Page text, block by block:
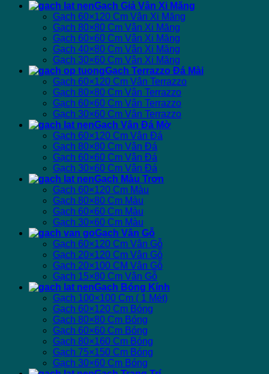
Gạch Giả Vân Xi Măng
Gạch 60×120 Cm Vân Xi Măng
Gạch 80×80 Cm Vân Xi Măng
Gạch 60×60 Cm Vân Xi Măng
Gạch 40×80 Cm Vân Xi Măng
Gạch 30×60 Cm Vân Xi Măng
Gạch Terrazzo Đá Mài
Gạch 60×120 Cm Vân Terrazzo
Gạch 80×80 Cm Vân Terrazzo
Gạch 60×60 Cm Vân Terrazzo
Gạch 30×60 Cm Vân Terrazzo
Gạch Vân Đá Mờ
Gạch 60×120 Cm Vân Đá
Gạch 80×80 Cm Vân Đá
Gạch 60×60 Cm Vân Đá
Gạch 30×60 Cm Vân Đá
Gạch Màu Trơn
Gạch 60×120 Cm Màu
Gạch 80×80 Cm Màu
Gạch 60×60 Cm Màu
Gạch 30×60 Cm Màu
Gạch Vân Gỗ
Gạch 60×120 Cm Vân Gỗ
Gạch 20×120 Cm Vân Gỗ
Gạch 20×100 CM Vân Gỗ
Gạch 15×80 Cm Vân Gỗ
Gạch Bóng Kính
Gạch 100×100 Cm ( 1 Mét)
Gạch 60×120 Cm Bóng
Gạch 80×80 Cm Bóng
Gạch 60×60 Cm Bóng
Gạch 80×160 Cm Bóng
Gạch 75×150 Cm Bóng
Gạch 30×60 Cm Bóng